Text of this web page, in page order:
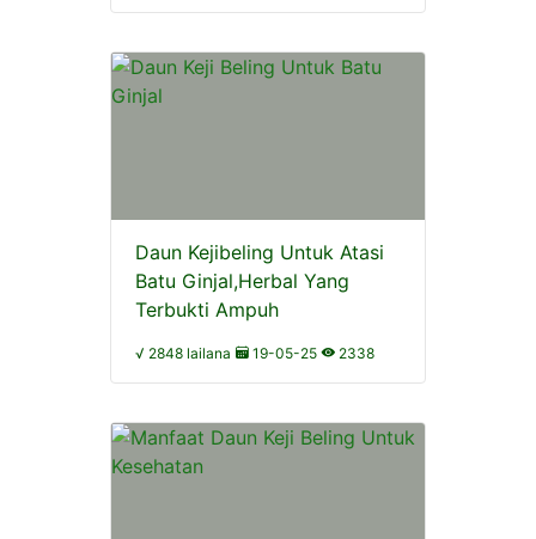
Daun Kejibeling Untuk Atasi
Batu Ginjal,Herbal Yang
Terbukti Ampuh
√ 2848 lailana 19-05-25 2338